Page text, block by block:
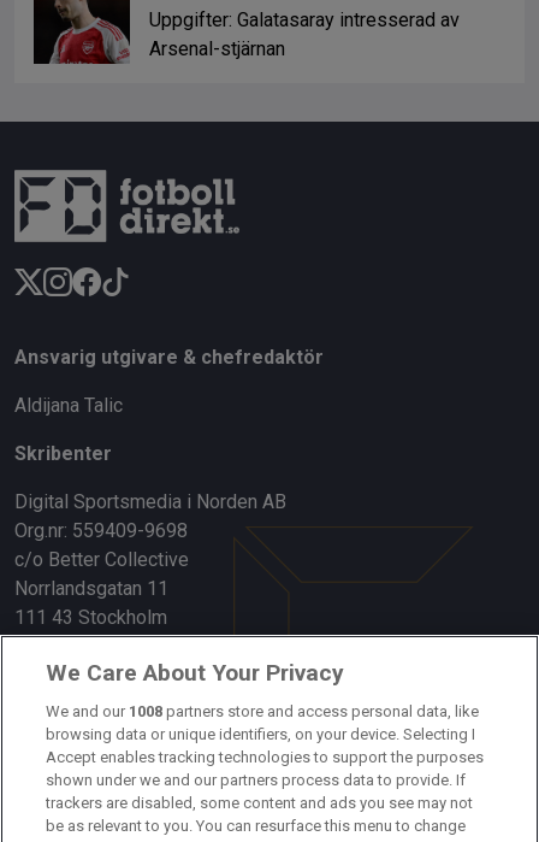
Uppgifter: Galatasaray intresserad av
Arsenal-stjärnan
Ansvarig utgivare & chefredaktör
Aldijana Talic
Skribenter
Digital Sportsmedia i Norden AB
Org.nr: 559409-9698
c/o Better Collective
Norrlandsgatan 11
111 43 Stockholm
Länkar
Om oss
Kontakta oss
Kundtjänst
We Care About Your Privacy
We and our 1008 partners store and access personal data, like
browsing data or unique identifiers, on your device. Selecting I
Accept enables tracking technologies to support the purposes
shown under we and our partners process data to provide. If
trackers are disabled, some content and ads you see may not
be as relevant to you. You can resurface this menu to change